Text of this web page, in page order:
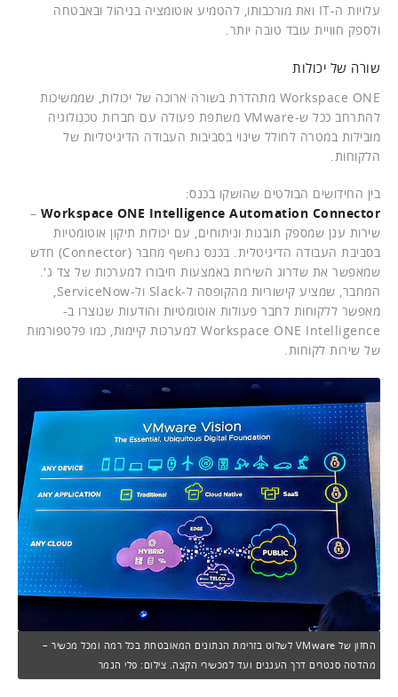
עלויות ה-IT ואת מורכבותו, להטמיע אוטומציה בניהול ובאבטחה
ולספק חוויית עובד טובה יותר.
שורה של יכולות
Workspace ONE מתהדרת בשורה ארוכה של יכולות, שממשיכות
להתרחב ככל ש-VMware משתפת פעולה עם חברות טכנולוגיה
מובילות במטרה לחולל שינוי בסביבות העבודה הדיגיטליות של
הלקוחות.
בין החידושים הבולטים שהושקו בכנס:
Workspace ONE Intelligence Automation Connector
–
שירות ענן שמספק תובנות וניתוחים, עם יכולות תיקון אוטומטיות
בסביבת העבודה הדיגיטלית. בכנס נחשף מחבר (Connector) חדש
שמאפשר את שדרוג השירות באמצעות חיבורו למערכות של צד ג'.
מאפשר ללקוחות לחבר פעולות אוטומטיות והודעות שנוצרו ב-
Workspace ONE Intelligence למערכות קיימות, כמו פלטפורמות
של שירות לקוחות.
החזון של VMware לשלוט בזרימת הנתונים המאובטחת בכל רמה ומכל מכשיר –
מהדטה סנטרים דרך העננים ועד למכשירי הקצה. צילום: פלי הנמר